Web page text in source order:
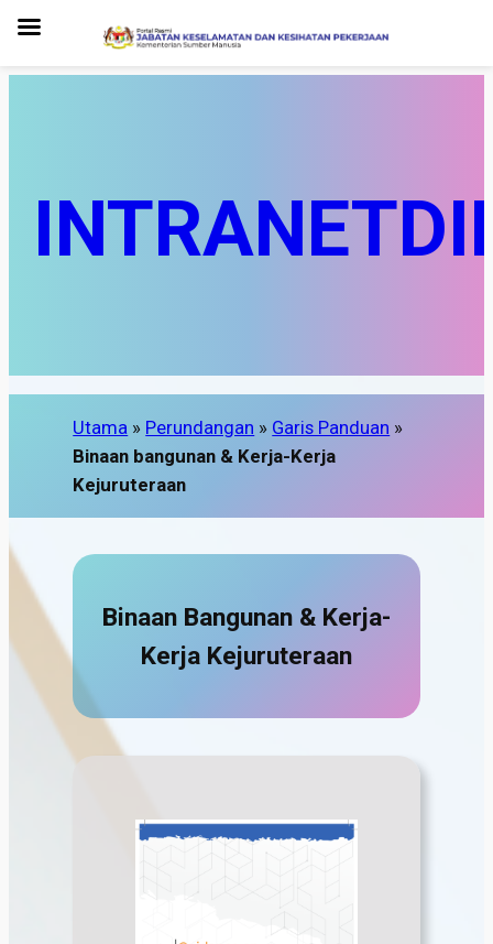
INTRANET
Utama » Perundangan » Garis Panduan »
Binaan bangunan & Kerja-Kerja
Kejuruteraan
Binaan Bangunan & Kerja-
Kerja Kejuruteraan